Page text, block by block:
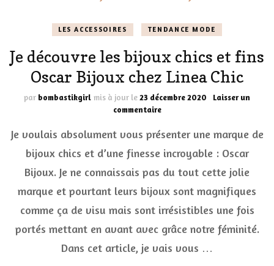
LES ACCESSOIRES TENDANCE MODE
Je découvre les bijoux chics et fins
Oscar Bijoux chez Linea Chic
par bombastikgirl mis à jour le23 décembre 2020
Laisser un
commentairesur
découvre
bijoux
chics
fins
Oscar
chez
Linea
Je voulais absolument vous présenter une marque de
bijoux chics et d’une finesse incroyable : Oscar
Bijoux. Je ne connaissais pas du tout cette jolie
marque et pourtant leurs bijoux sont magnifiques
comme ça de visu mais sont irrésistibles une fois
portés mettant en avant avec grâce notre féminité.
Dans cet article, je vais vous …